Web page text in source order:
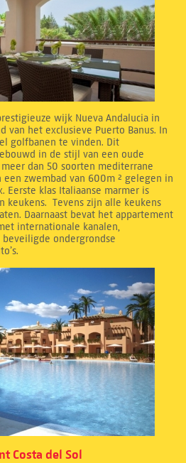
wijk Nueva Andalucia in
van het exclusieve Puerto Banus. In
golfbanen te vinden. Dit
in de stijl van een oude
dan 50 soorten mediterrane
zwembad van 600m ² gelegen in
Eerste klas Italiaanse marmer is
keukens. Tevens zijn alle keukens
Daarnaast bevat het appartement
internationale kanalen,
ondergrondse
Costa del Sol